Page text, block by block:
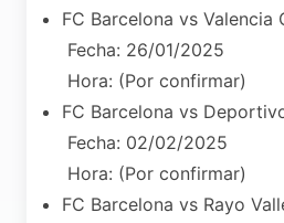
FC Barcelona vs Valencia
Fecha: 26/01/2025
Hora: (Por confirmar)
FC Barcelona vs
Fecha: 02/02/2025
Hora: (Por confirmar)
FC Barcelona vs Rayo